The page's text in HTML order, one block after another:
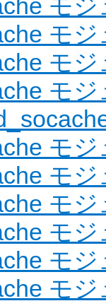
モジ
モジ
モジ
モジ
モジ
モ
モ
モジ
モジ
モジ